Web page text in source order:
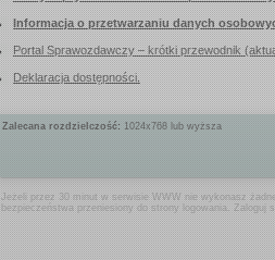
Zalecana rozdzielczość: 1024x768 lub wyższa
Jeżeli przez 30 minut w serwisie WWW nie wykonasz
bezpieczeństwa przeniesiony do strony logowania. Zaloguj